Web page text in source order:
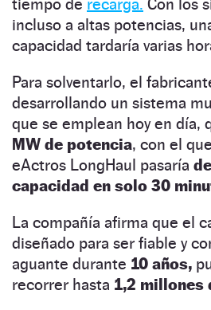
tiempo de recarga. Con los
incluso a altas potencias,
capacidad tardaría varias
Para solventarlo, el
desarrollando un sistema
que se emplean hoy en día,
MW de potencia, con el
eActros LongHaul pasaría
capacidad en solo 30
La compañía afirma que el
diseñado para ser fiable y
aguante durante 10 años,
recorrer hasta 1,2 millones